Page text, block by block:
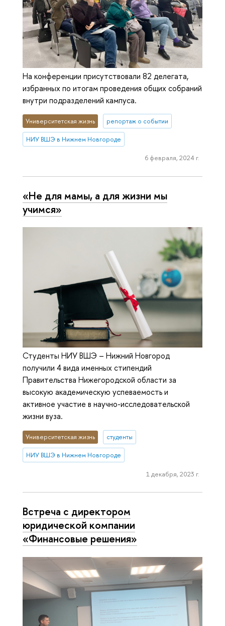
На конференции присутствовали 82 делегата,
избранных по итогам проведения общих собраний
внутри подразделений кампуса.
Университетская жизнь репортаж о событии
НИУ ВШЭ в Нижнем Новгороде
6 февраля, 2024 г.
«Не для мамы, а для жизни мы
учимся»
Студенты НИУ ВШЭ – Нижний Новгород
получили 4 вида именных стипендий
Правительства Нижегородской области за
высокую академическую успеваемость и
активное участие в научно-исследовательской
жизни вуза.
Университетская жизнь студенты
НИУ ВШЭ в Нижнем Новгороде
1 декабря, 2023 г.
Встреча с директором
юридической компании
«Финансовые решения»